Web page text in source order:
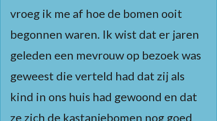
vroeg ik me af hoe de bomen ooit
begonnen waren. Ik wist dat er jaren
geleden een mevrouw op bezoek was
geweest die verteld had dat zij als
kind in ons huis had gewoond en dat
ze zich de kastanjebomen nog goed